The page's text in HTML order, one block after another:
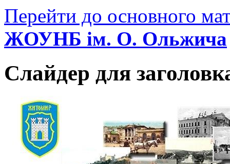
Перейти до основного
ЖОУНБ ім. О. Ольжича
Слайдер для